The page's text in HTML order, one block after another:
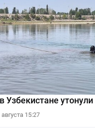
Узбекистане
августа 15:27